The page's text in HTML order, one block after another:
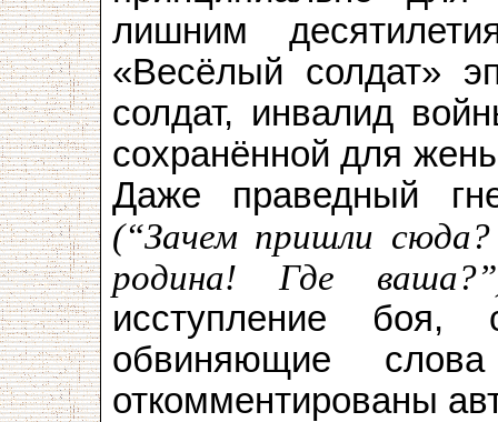
лишним
«Весёлый солдат»
солдат, инвалид
сохранённой для
Даже праведный
(“Зачем пришли
родина! Где
исступление боя,
обвиняющие
откомментированы